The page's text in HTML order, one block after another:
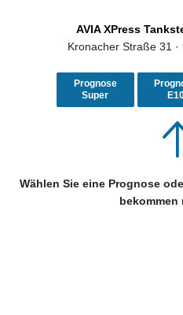
AVIA XPress
Kronacher Straße 31
Prognose
Super
Wählen Sie eine Prognose
bekommen